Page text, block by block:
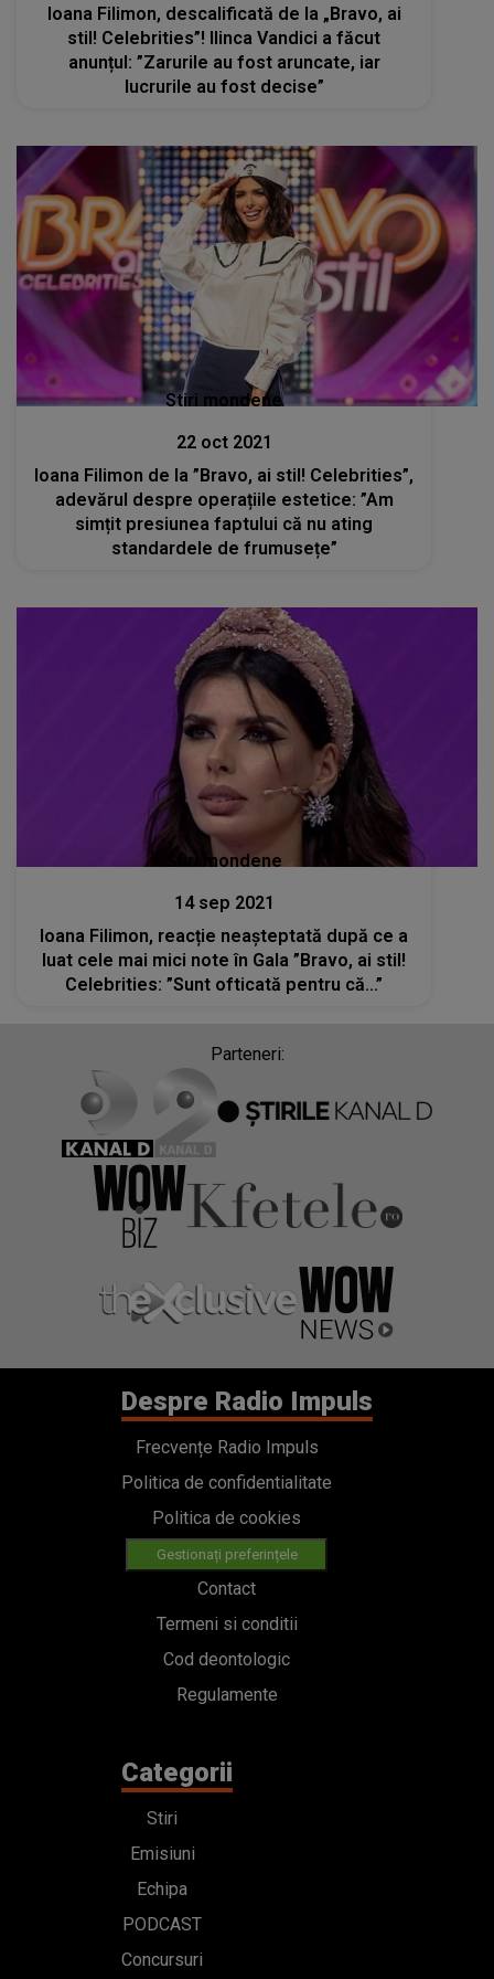
Ioana Filimon, descalificată de la „Bravo, ai
stil! Celebrities”! Ilinca Vandici a făcut
anunțul: ”Zarurile au fost aruncate, iar
lucrurile au fost decise”
Stiri mondene
22 oct 2021
Ioana Filimon de la ”Bravo, ai stil! Celebrities”,
adevărul despre operațiile estetice: ”Am
simțit presiunea faptului că nu ating
standardele de frumusețe”
Stiri mondene
14 sep 2021
Ioana Filimon, reacție neașteptată după ce a
luat cele mai mici note în Gala ”Bravo, ai stil!
Celebrities: ”Sunt ofticată pentru că...”
Parteneri:
Despre Radio Impuls
Frecvențe Radio Impuls
Politica de confidentialitate
Politica de cookies
Gestionați preferințele
Contact
Termeni si conditii
Cod deontologic
Regulamente
Categorii
Stiri
Emisiuni
Echipa
PODCAST
Concursuri